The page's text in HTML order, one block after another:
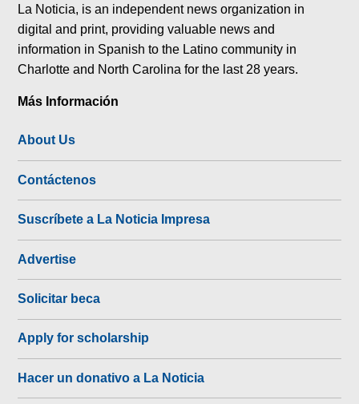
La Noticia, is an independent news organization in
digital and print, providing valuable news and
information in Spanish to the Latino community in
Charlotte and North Carolina for the last 28 years.
Más Información
About Us
Contáctenos
Suscríbete a La Noticia Impresa
Advertise
Solicitar beca
Apply for scholarship
Hacer un donativo a La Noticia